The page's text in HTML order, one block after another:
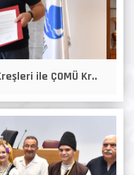
ile ÇOMÜ Kr..